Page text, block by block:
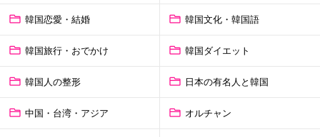
韓国恋愛・結婚 韓国文化・韓国語
韓国旅行・おでかけ 韓国ダイエット
韓国人の整形 日本の有名人と韓国
中国・台湾・アジア オルチャン